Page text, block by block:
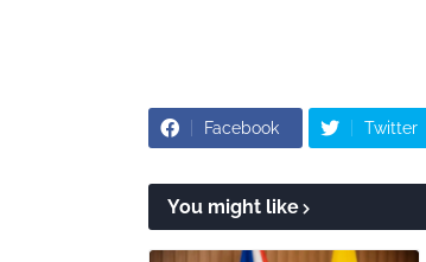
Facebook Twitter
You might like